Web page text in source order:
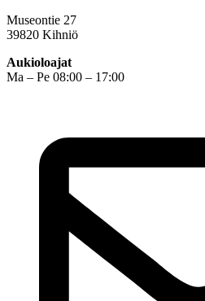
Museontie 27
39820 Kihniö
Aukioloajat
Ma – Pe 08:00 – 17:00